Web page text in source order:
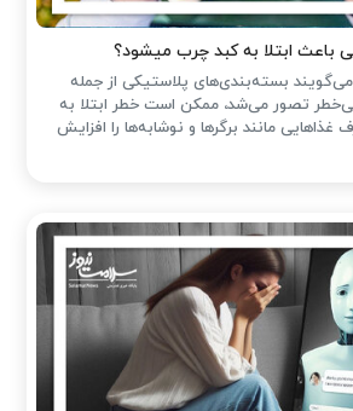
باعث ابتلا به کبد چرب میشود؟
بسته‌بندی‌های پلاستیکی از جمله
تصور می‌شد، ممکن است خطر ابتلا به
مانند برگرها و نوشابه‌ها را افزایش